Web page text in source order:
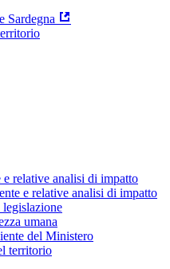
Sardegna
relative analisi di impatto
e relative analisi di impatto
umana
del Ministero
territorio